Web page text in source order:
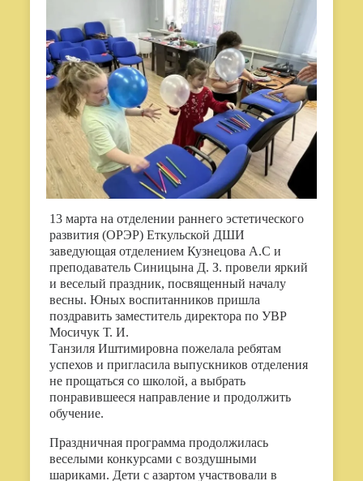
13 марта на отделении раннего эстетического
развития (ОРЭР) Еткульской ДШИ
заведующая отделением Кузнецова А.С и
преподаватель Синицына Д. З. провели яркий
и веселый праздник, посвященный началу
весны. Юных воспитанников пришла
поздравить заместитель директора по УВР
Мосичук Т. И.
Танзиля Иштимировна пожелала ребятам
успехов и пригласила выпускников отделения
не прощаться со школой, а выбрать
понравившееся направление и продолжить
обучение.
Праздничная программа продолжилась
веселыми конкурсами с воздушными
шариками. Дети с азартом участвовали в